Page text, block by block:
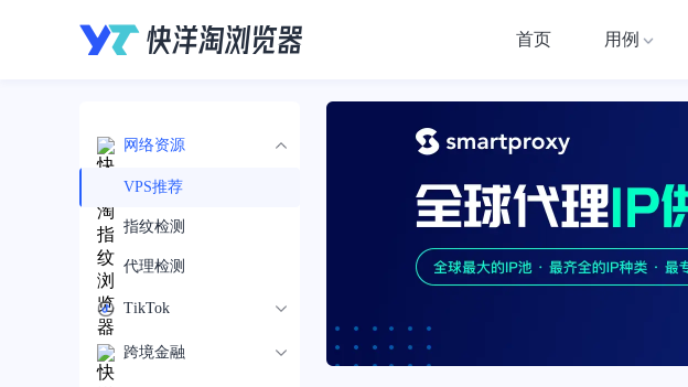
首页 用例
网络资源
VPS推荐
指纹检测
代理检测
TikTok
跨境金融